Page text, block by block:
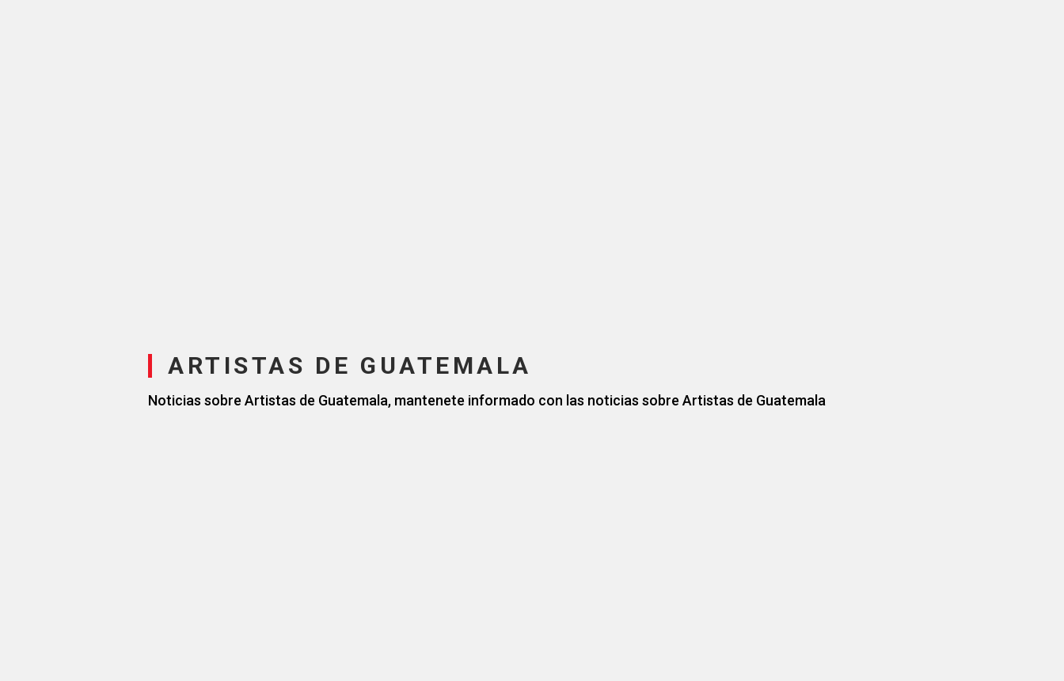
ARTISTAS DE GUATEMALA
Noticias sobre Artistas de Guatemala, mantenete informado con las noticias sobre Artistas de Guatemala